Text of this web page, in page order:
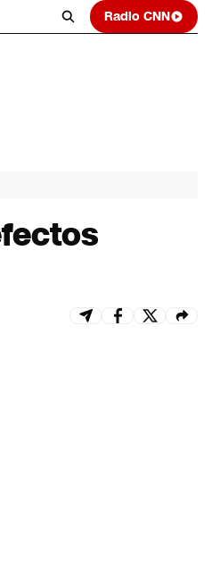
Radio CNN